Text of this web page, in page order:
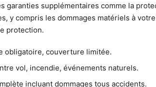
garanties supplémentaires comme la
y compris les dommages matériels à
protection.
obligatoire, couverture limitée.
vol, incendie, événements naturels.
incluant dommages tous accidents.